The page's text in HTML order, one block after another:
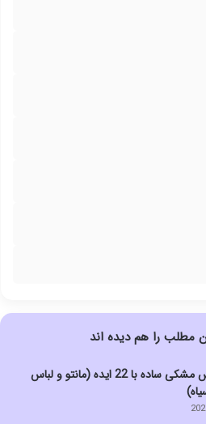
مطلب را هم دیده اند
تزیین لباس مشکی ساده با 22 ایده (مانتو و لباس